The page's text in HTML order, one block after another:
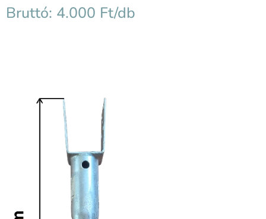
Bruttó: 4.000 Ft/db